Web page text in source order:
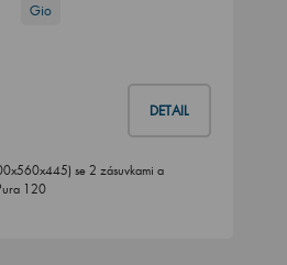
Gio
DETAIL
se 2 zásuvkami a
120